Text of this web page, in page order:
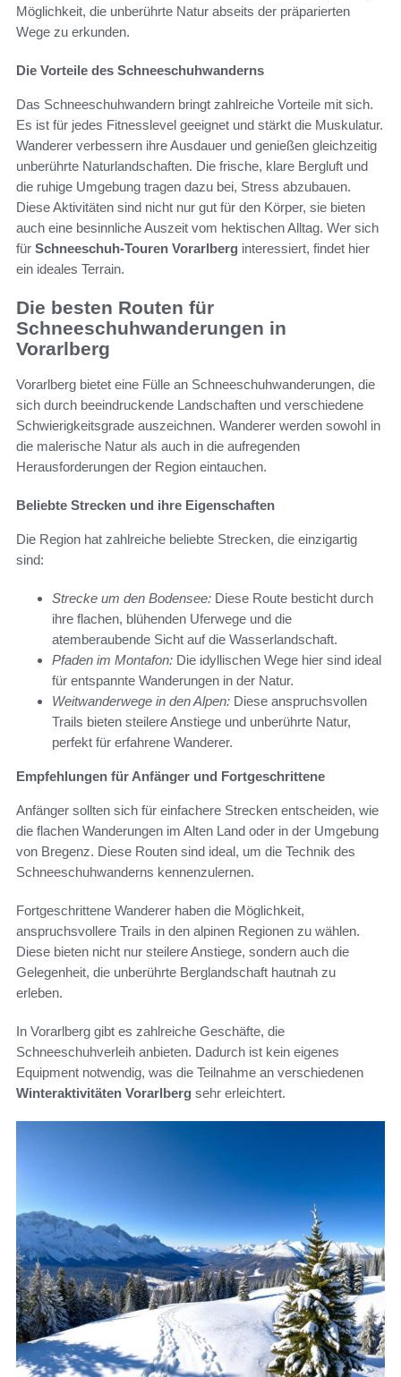
Möglichkeit, die unberührte Natur abseits der präparierten
Wege zu erkunden.
Die Vorteile des Schneeschuhwanderns
Das Schneeschuhwandern bringt zahlreiche Vorteile mit sich.
Es ist für jedes Fitnesslevel geeignet und stärkt die Muskulatur.
Wanderer verbessern ihre Ausdauer und genießen gleichzeitig
unberührte Naturlandschaften. Die frische, klare Bergluft und
die ruhige Umgebung tragen dazu bei, Stress abzubauen.
Diese Aktivitäten sind nicht nur gut für den Körper, sie bieten
auch eine besinnliche Auszeit vom hektischen Alltag. Wer sich
für Schneeschuh-Touren Vorarlberg interessiert, findet hier
ein ideales Terrain.
Die besten Routen für
Schneeschuhwanderungen in
Vorarlberg
Vorarlberg bietet eine Fülle an Schneeschuhwanderungen, die
sich durch beeindruckende Landschaften und verschiedene
Schwierigkeitsgrade auszeichnen. Wanderer werden sowohl in
die malerische Natur als auch in die aufregenden
Herausforderungen der Region eintauchen.
Beliebte Strecken und ihre Eigenschaften
Die Region hat zahlreiche beliebte Strecken, die einzigartig
sind:
Strecke um den Bodensee: Diese Route besticht durch
ihre flachen, blühenden Uferwege und die
atemberaubende Sicht auf die Wasserlandschaft.
Pfaden im Montafon: Die idyllischen Wege hier sind ideal
für entspannte Wanderungen in der Natur.
Weitwanderwege in den Alpen: Diese anspruchsvollen
Trails bieten steilere Anstiege und unberührte Natur,
perfekt für erfahrene Wanderer.
Empfehlungen für Anfänger und Fortgeschrittene
Anfänger sollten sich für einfachere Strecken entscheiden, wie
die flachen Wanderungen im Alten Land oder in der Umgebung
von Bregenz. Diese Routen sind ideal, um die Technik des
Schneeschuhwanderns kennenzulernen.
Fortgeschrittene Wanderer haben die Möglichkeit,
anspruchsvollere Trails in den alpinen Regionen zu wählen.
Diese bieten nicht nur steilere Anstiege, sondern auch die
Gelegenheit, die unberührte Berglandschaft hautnah zu
erleben.
In Vorarlberg gibt es zahlreiche Geschäfte, die
Schneeschuhverleih anbieten. Dadurch ist kein eigenes
Equipment notwendig, was die Teilnahme an verschiedenen
Winteraktivitäten Vorarlberg sehr erleichtert.